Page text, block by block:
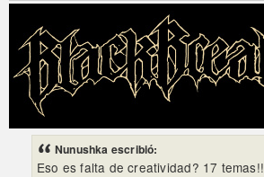
Nunushka escribió:
Eso es falta de creatividad? 17 temas!!